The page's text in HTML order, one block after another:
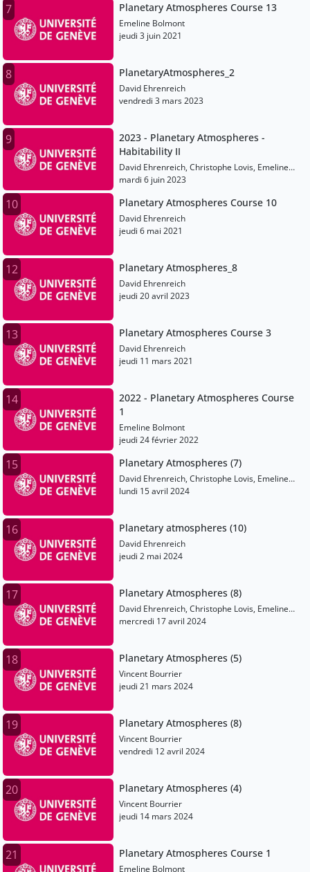
7 Planetary Atmospheres Course 13
Emeline Bolmont
jeudi 3 juin 2021
8 PlanetaryAtmospheres_2
David Ehrenreich
vendredi 3 mars 2023
9
2023 - Planetary Atmospheres -
Habitability II
David Ehrenreich, Christophe Lovis, Emeline
Bolmont, Martin Turbet, Vincent Bourrier
mardi 6 juin 2023
10 Planetary Atmospheres Course 10
David Ehrenreich
jeudi 6 mai 2021
12 Planetary Atmospheres_8
David Ehrenreich
jeudi 20 avril 2023
13 Planetary Atmospheres Course 3
David Ehrenreich
jeudi 11 mars 2021
14
2022 - Planetary Atmospheres Course
1
Emeline Bolmont
jeudi 24 février 2022
15 Planetary Atmospheres (7)
David Ehrenreich, Christophe Lovis, Emeline
Bolmont, Martin Turbet, Vincent Bourrier
lundi 15 avril 2024
16 Planetary atmospheres (10)
David Ehrenreich
jeudi 2 mai 2024
17 Planetary Atmospheres (8)
David Ehrenreich, Christophe Lovis, Emeline
Bolmont, Martin Turbet, Vincent Bourrier
mercredi 17 avril 2024
18 Planetary Atmospheres (5)
Vincent Bourrier
jeudi 21 mars 2024
19 Planetary Atmospheres (8)
Vincent Bourrier
vendredi 12 avril 2024
20 Planetary Atmospheres (4)
Vincent Bourrier
jeudi 14 mars 2024
21 Planetary Atmospheres Course 1
Emeline Bolmont